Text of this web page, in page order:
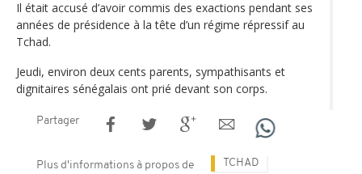
Il était accusé d’avoir commis des exactions pendant ses
années de présidence à la tête d’un régime répressif au
Tchad.
Jeudi, environ deux cents parents, sympathisants et
dignitaires sénégalais ont prié devant son corps.
Partager
Plus d'informations à propos de TCHAD